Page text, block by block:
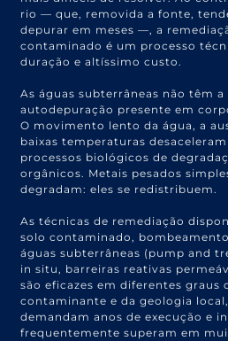
rio — que, removida a fonte,
depurar em meses —, a
contaminado é um processo
duração e altíssimo custo.
As águas subterrâneas não têm a
autodepuração presente em
O movimento lento da água, a
baixas temperaturas
processos biológicos de
orgânicos. Metais pesados
degradam: eles se redistribuem.
As técnicas de remediação
solo contaminado,
águas subterrâneas (pump and
in situ, barreiras reativas
são eficazes em diferentes graus
contaminante e da geologia
demandam anos de execução e
frequentemente superam em